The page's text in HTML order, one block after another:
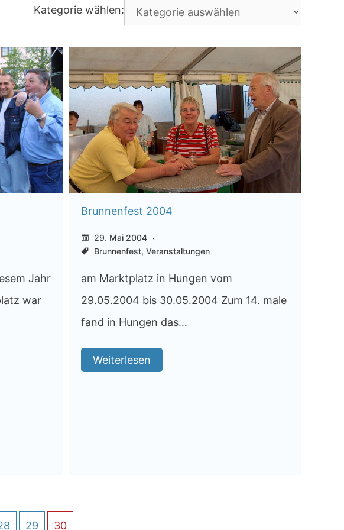
Kategorie wählen:
e
o
r
i
e
n
Jahr
war
Brunnenfest 2004
29. Mai 2004
Brunnenfest, Veranstaltungen
am Marktplatz in Hungen vom
29.05.2004 bis 30.05.2004 Zum 14. male
fand in Hungen das…
Weiterlesen
29 30